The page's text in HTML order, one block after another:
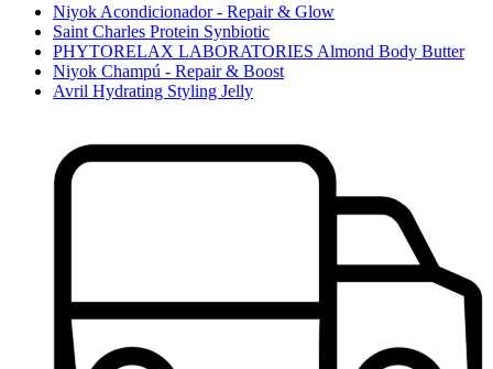
Niyok Acondicionador - Repair & Glow
Saint Charles Protein Synbiotic
PHYTORELAX LABORATORIES Almond Body Butter
Niyok Champú - Repair & Boost
Avril Hydrating Styling Jelly